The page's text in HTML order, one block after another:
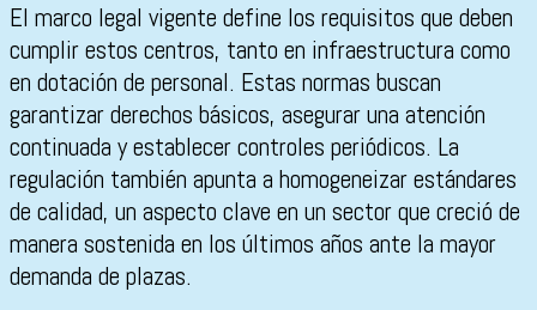
El marco legal vigente define los requisitos que deben
cumplir estos centros, tanto en infraestructura como
en dotación de personal. Estas normas buscan
garantizar derechos básicos, asegurar una atención
continuada y establecer controles periódicos. La
regulación también apunta a homogeneizar estándares
de calidad, un aspecto clave en un sector que creció de
manera sostenida en los últimos años ante la mayor
demanda de plazas.